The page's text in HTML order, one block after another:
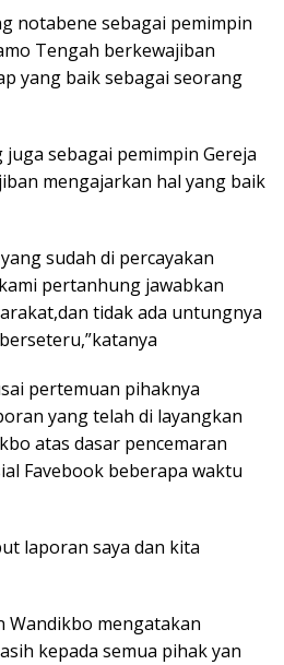
notabene sebagai pemimpin
Tengah berkewajiban
yang baik sebagai seorang
sebagai pemimpin Gereja
mengajarkan hal yang baik
sudah di percayakan
pertanhung jawabkan
tidak ada untungnya
pertemuan pihaknya
yang telah di layangkan
atas dasar pencemaran
Favebook beberapa waktu
laporan saya dan kita
Wandikbo mengatakan
kepada semua pihak yan